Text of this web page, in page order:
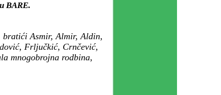
BARE.
bratići Asmir, Almir, Aldin,
Frljučkić, Crnčević,
mnogobrojna rodbina,